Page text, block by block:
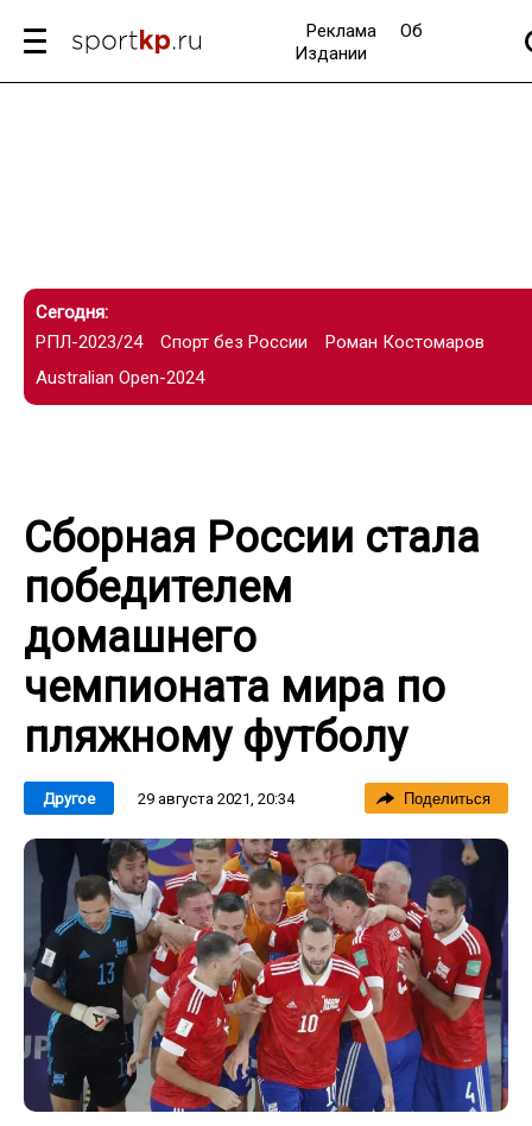
Реклама
Об
Издании
Сегодня:
РПЛ-2023/24
Спорт без России
Роман Костомаров
Australian Open-2024
Сборная России стала
победителем
домашнего
чемпионата мира по
пляжному футболу
Другое 29 августа 2021, 20:34 Поделиться